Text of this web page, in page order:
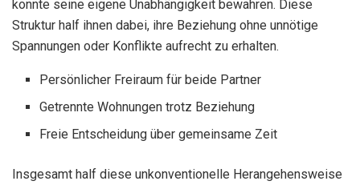
konnte seine eigene Unabhängigkeit bewahren. Diese
Struktur half ihnen dabei, ihre Beziehung ohne unnötige
Spannungen oder Konflikte aufrecht zu erhalten.
Persönlicher Freiraum für beide Partner
Getrennte Wohnungen trotz Beziehung
Freie Entscheidung über gemeinsame Zeit
Insgesamt half diese unkonventionelle Herangehensweise